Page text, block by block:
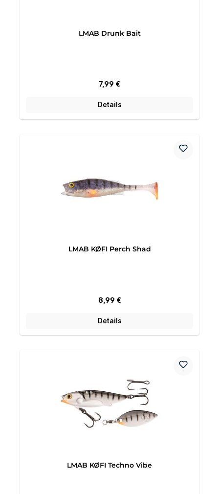
LMAB Drunk Bait
Regulärer Preis:
7,99 €
Details
LMAB KØFI Perch Shad
Regulärer Preis:
8,99 €
Details
LMAB KØFI Techno Vibe